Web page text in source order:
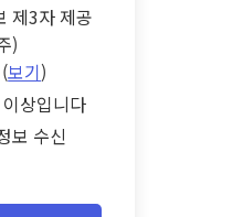
제3자 제공
)
보기)
상입니다
보 수신